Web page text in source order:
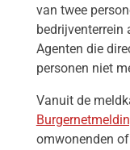
van twee
bedrijventerrein
Agenten die
personen niet
Vanuit de
omwonenden